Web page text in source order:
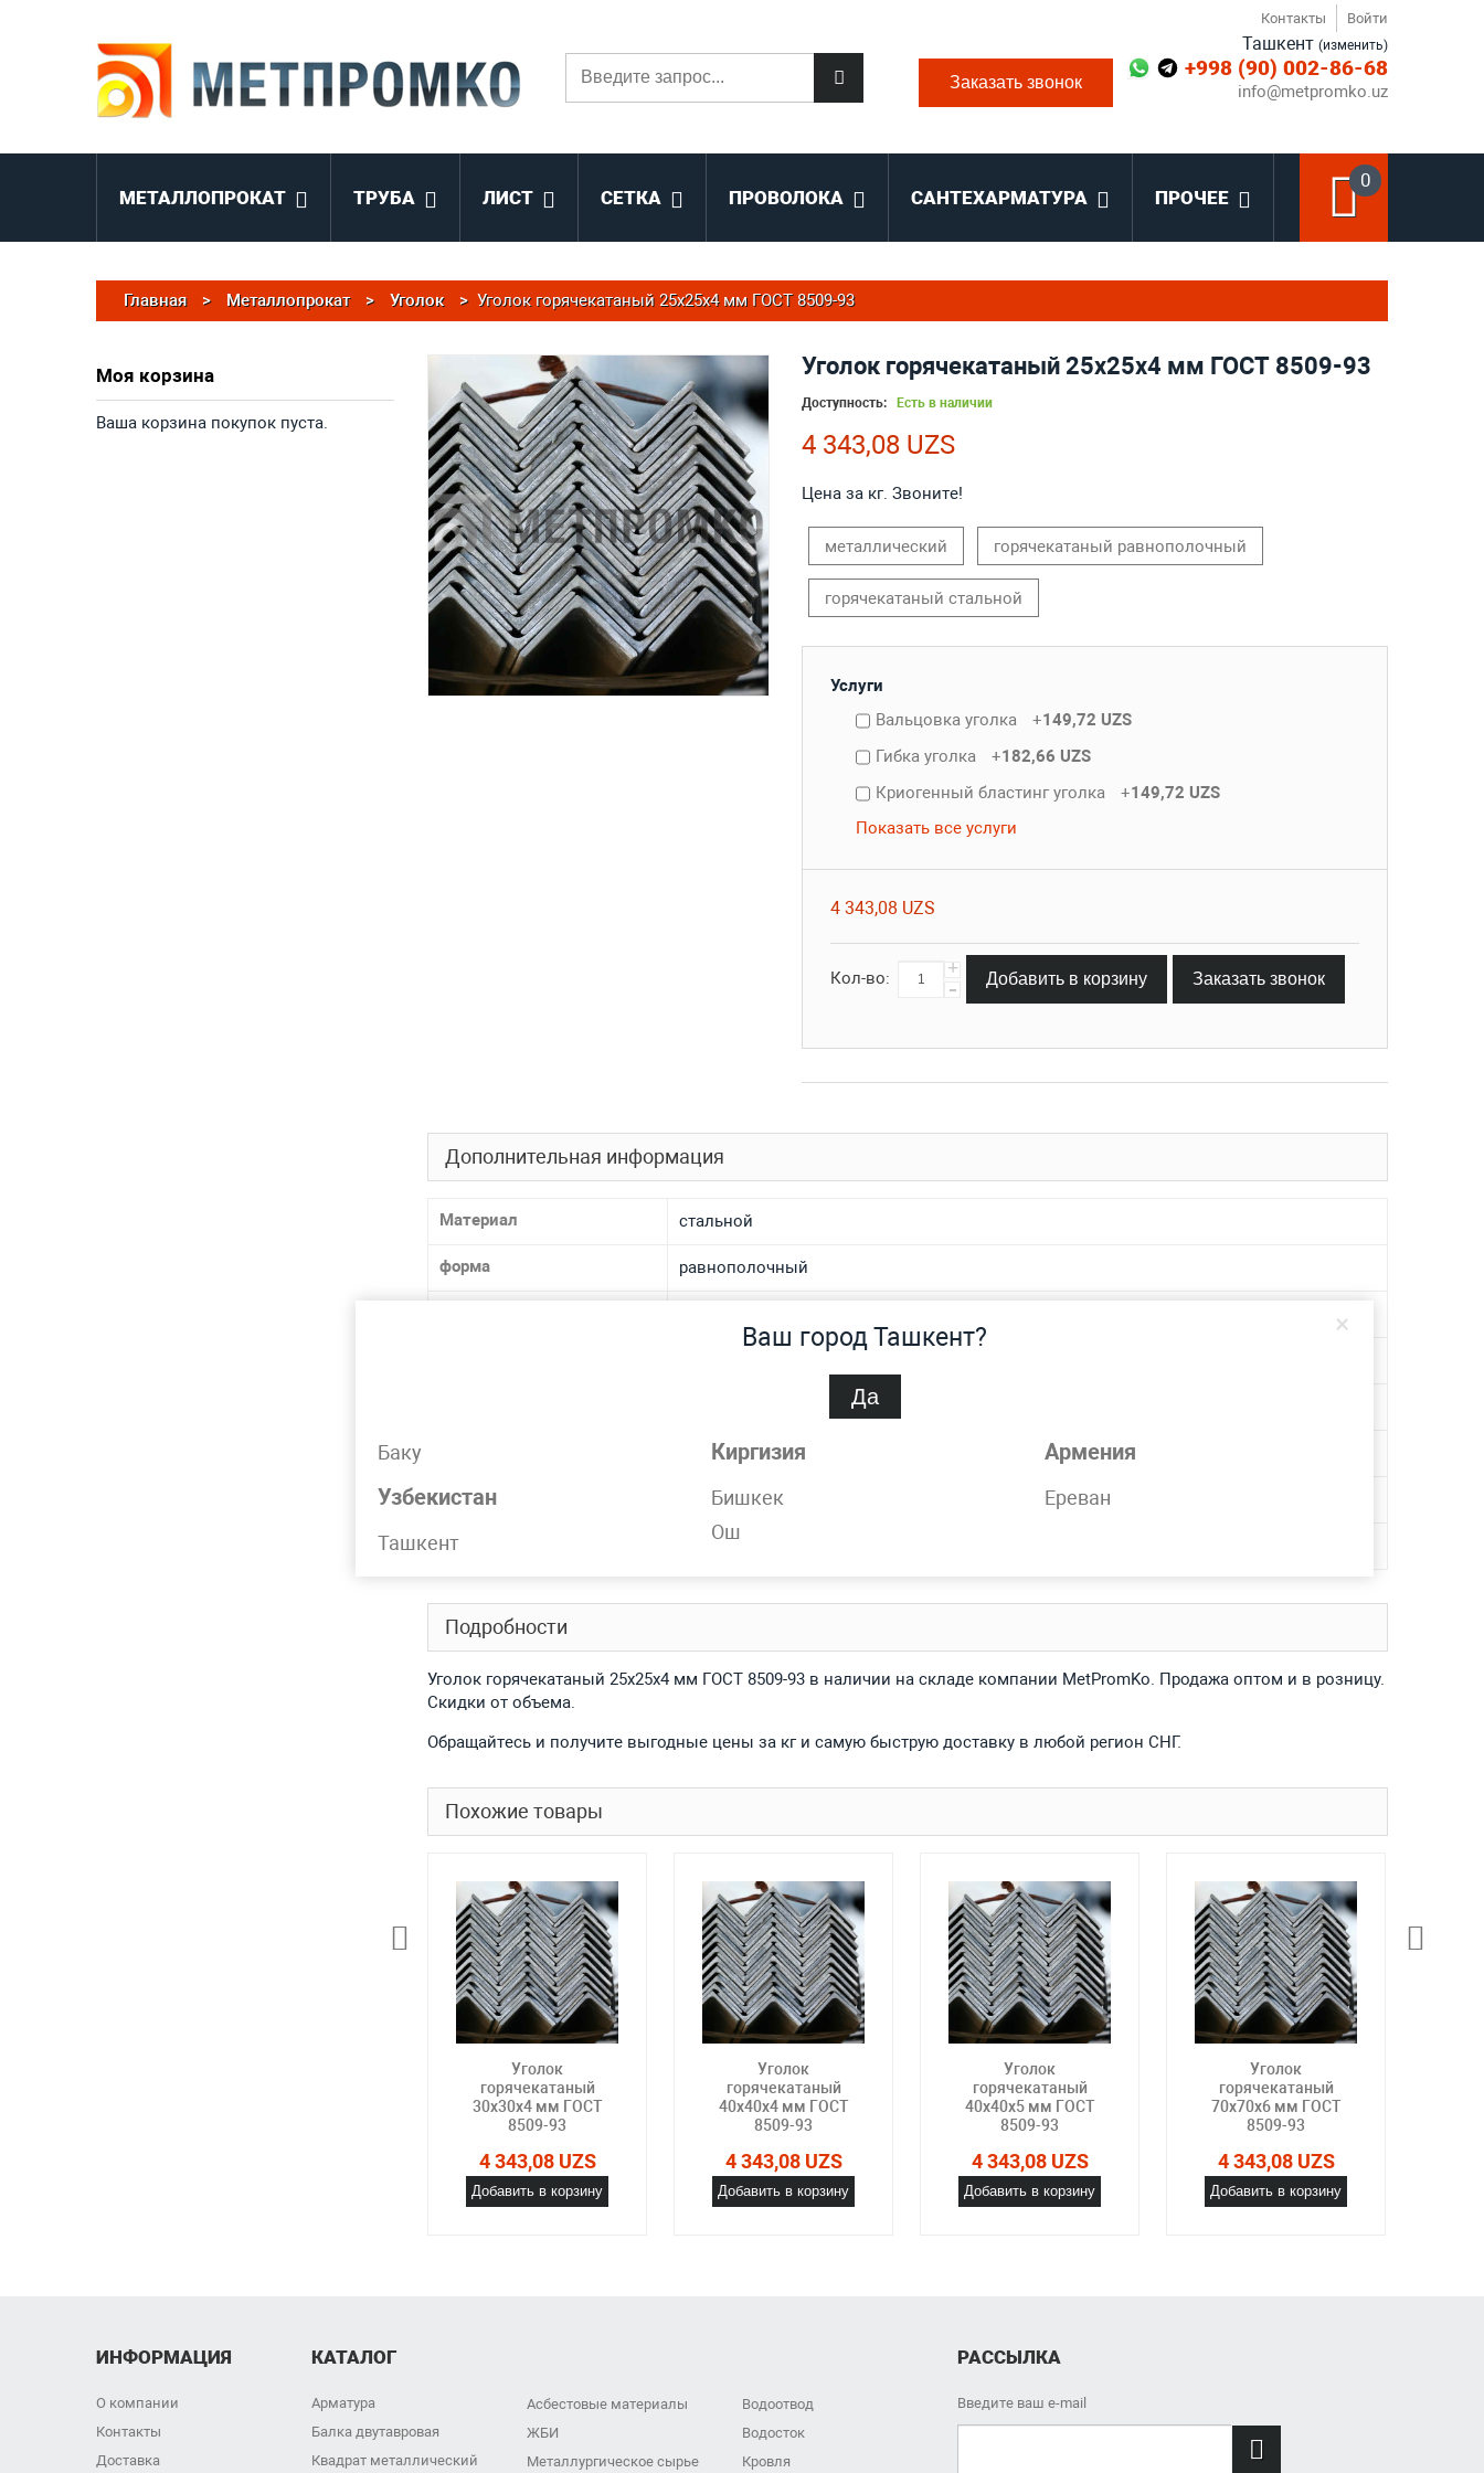
×
Ваш город Ташкент?
Да
Баку
Узбекистан
Ташкент
Киргизия
Бишкек
Ош
Армения
Ереван
Ташкент (изменить)
+998 (90) 002-86-68
info@metpromko.uz
Контакты Войти
Заказать звонок
0
МЕТАЛЛОПРОКАТ
ТРУБА ЛИСТ СЕТКА ПРОВОЛОКА САНТЕХАРМАТУРА ПРОЧЕЕ
Главная > Металлопрокат > Уголок > Уголок горячекатаный 25x25x4 мм ГОСТ 8509-93
Уголок горячекатаный 25x25x4 мм ГОСТ 8509-93
Доступность: Есть в наличии
4 343,08 UZS
Цена за кг. Звоните!
металлический горячекатаный равнополочный
горячекатаный стальной
Услуги
Вальцовка уголка
+149,72 UZS
Гибка уголка
+182,66 UZS
Криогенный бластинг уголка
+149,72 UZS
Показать все услуги
4 343,08 UZS
Кол-во: +
- Добавить в корзину Заказать звонок
Дополнительная информация
Материал стальной
форма равнополочный
ГОСТ 8509-93
Марка материала 10ХСНД, 3сп, 3пс, 15ХСНД, 09Г2С-14, 3пс5, 3сп5, С255, С345
Лидер спроса
Подробности
Уголок горячекатаный 25x25x4 мм ГОСТ 8509-93 в наличии на складе компании MetPromKo. Продажа оптом и в розницу.
Скидки от объема.
Обращайтесь и получите выгодные цены за кг и самую быструю доставку в любой регион СНГ.
Похожие товары
Уголок
горячекатаный
30x30x4 мм ГОСТ
8509-93
4 343,08 UZS
Добавить в корзину
Уголок
горячекатаный
40x40x4 мм ГОСТ
8509-93
4 343,08 UZS
Добавить в корзину
Уголок
горячекатаный
40x40x5 мм ГОСТ
8509-93
4 343,08 UZS
Добавить в корзину
Уголок
горячекатаный
70x70x6 мм ГОСТ
8509-93
4 343,08 UZS
Добавить в корзину
Моя корзина
Ваша корзина покупок пуста.
ИНФОРМАЦИЯ
О компании
Контакты
Доставка
КАТАЛОГ
Арматура
Балка двутавровая
Квадрат металлический
Асбестовые материалы
ЖБИ
Металлургическое сырье
Водоотвод
Водосток
Кровля
РАССЫЛКА
Введите ваш e-mail
